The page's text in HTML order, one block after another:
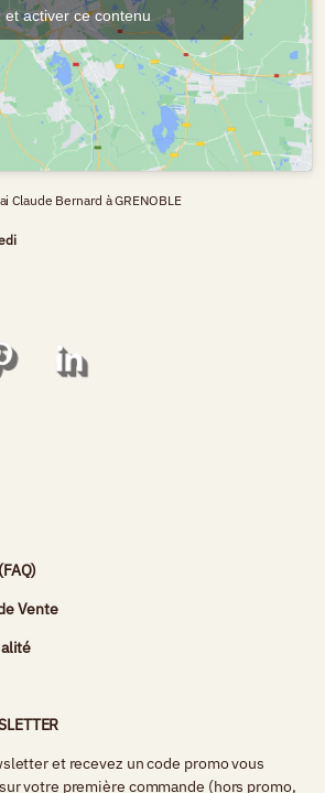
et activer ce contenu
Claude Bernard à GRENOBLE
Vente
et recevez un code promo vous
votre première commande (hors promo,